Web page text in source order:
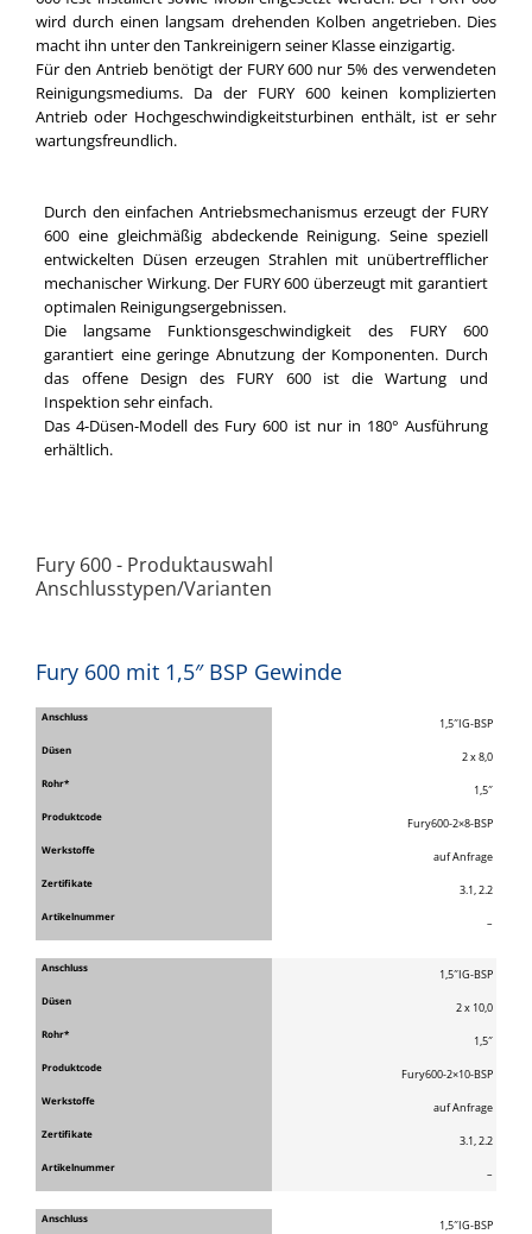
wird durch einen langsam drehenden Kolben angetrieben. Dies
macht ihn unter den Tankreinigern seiner Klasse einzigartig.
Für den Antrieb benötigt der FURY 600 nur 5% des verwendeten
Reinigungsmediums. Da der FURY 600 keinen komplizierten
Antrieb oder Hochgeschwindigkeitsturbinen enthält, ist er sehr
wartungsfreundlich.
Durch den einfachen Antriebsmechanismus erzeugt der FURY
600 eine gleichmäßig abdeckende Reinigung. Seine speziell
entwickelten Düsen erzeugen Strahlen mit unübertrefflicher
mechanischer Wirkung. Der FURY 600 überzeugt mit garantiert
optimalen Reinigungsergebnissen.
Die langsame Funktionsgeschwindigkeit des FURY 600
garantiert eine geringe Abnutzung der Komponenten. Durch
das offene Design des FURY 600 ist die Wartung und
Inspektion sehr einfach.
Das 4-Düsen-Modell des Fury 600 ist nur in 180° Ausführung
erhältlich.
Fury 600 - Produktauswahl
Anschlusstypen/Varianten
Fury 600 mit 1,5″ BSP Gewinde
1,5″IG-BSP
2 x 8,0
1,5″
Fury600-2×8-BSP
auf Anfrage
3.1, 2.2
–
1,5″IG-BSP
2 x 10,0
1,5″
Fury600-2×10-BSP
auf Anfrage
3.1, 2.2
–
1,5″IG-BSP